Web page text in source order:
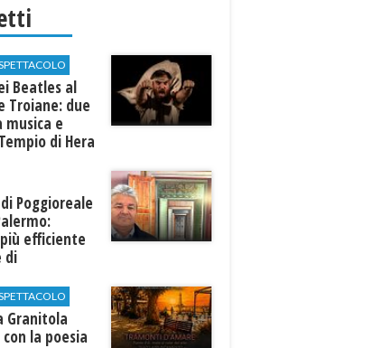
Beatles al
Troiane: due
e
di Hera
Poggioreale
efficiente
di
Granitola
la poesia